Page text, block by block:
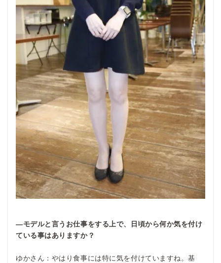
―モデルと言うお仕事をする上で、日頃から何か気を付け
ている事はありますか？
ゆかさん：やはり食事には特に気を付けていますね。基